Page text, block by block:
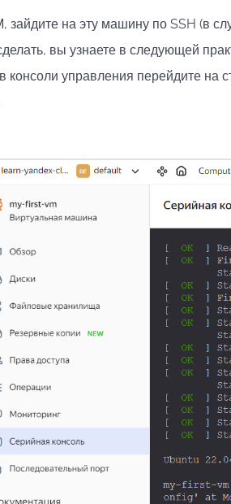
зайдите на эту машину по SSH (в
вы узнаете в следующей
консоли управления перейдите